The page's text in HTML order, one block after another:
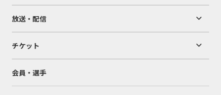
放送・配信
チケット
会員・選手